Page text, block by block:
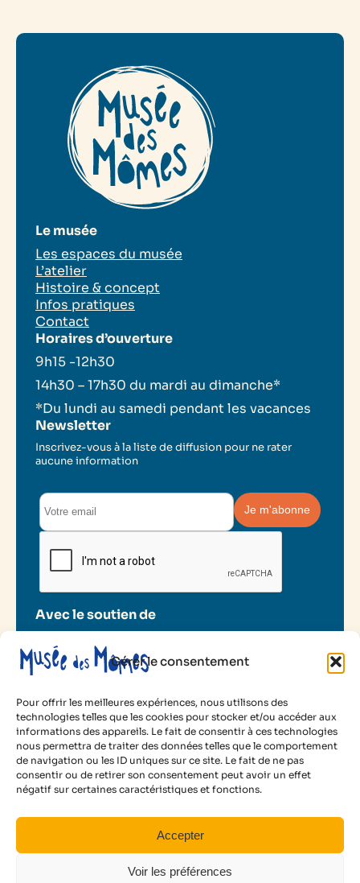
Gérer le consentement
Pour offrir les meilleures expériences, nous utilisons des
technologies telles que les cookies pour stocker et/ou accéder aux
informations des appareils. Le fait de consentir à ces technologies
nous permettra de traiter des données telles que le comportement
de navigation ou les ID uniques sur ce site. Le fait de ne pas
consentir ou de retirer son consentement peut avoir un effet
négatif sur certaines caractéristiques et fonctions.
Accepter
Voir les préférences
Le musée
Les espaces du musée
L’atelier
Histoire & concept
Infos pratiques
Contact
Horaires d’ouverture
9h15 -12h30
14h30 – 17h30 du mardi au dimanche*
*Du lundi au samedi pendant les vacances
Newsletter
Inscrivez-vous à la liste de diffusion pour ne rater
aucune information
Avec le soutien de
2025 Musée des Mômes
Mentions légales
Politique de cookies
Conditions d’utilisation
Facebook
Instagram
LinkedIn
YouTube